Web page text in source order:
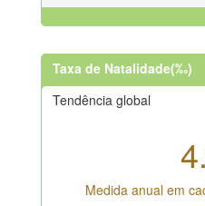
Taxa de Natalidade(‰)
Tendência global
Medida anual em